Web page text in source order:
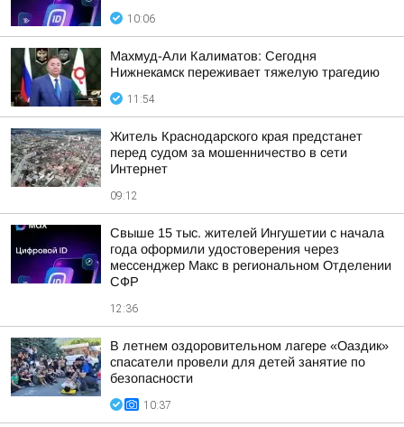
10:06
Махмуд-Али Калиматов: Сегодня
Нижнекамск переживает тяжелую трагедию
11:54
Житель Краснодарского края предстанет
перед судом за мошенничество в сети
Интернет
09:12
Свыше 15 тыс. жителей Ингушетии с начала
года оформили удостоверения через
мессенджер Макс в региональном Отделении
СФР
12:36
В летнем оздоровительном лагере «Оаздик»
спасатели провели для детей занятие по
безопасности
10:37